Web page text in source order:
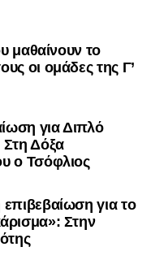
μαθαίνουν το
οι ομάδες της Γ’
για Διπλό
Δόξα
ο Τσόφλιος
για το
Στην